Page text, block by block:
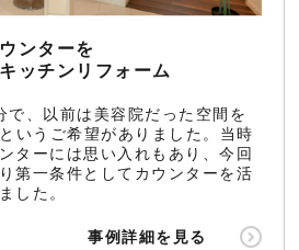
ンターを
ッチンリフォーム
で、以前は美容院だった空間を
いうご希望がありました。当時
ターには思い入れもあり、今回
第一条件としてカウンターを活
した。
事例詳細を見る